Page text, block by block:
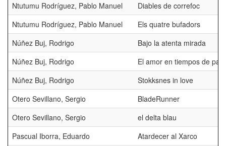
Ntutumu Rodríguez, Pablo Manuel
Diables de correfoc
Ntutumu Rodríguez, Pablo Manuel
Els quatre bufadors
Núñez Buj, Rodrigo
Bajo la atenta mirada
Núñez Buj, Rodrigo
El amor en tiempos de
Núñez Buj, Rodrigo
Stokksnes in love
Otero Sevillano, Sergio
BladeRunner
Otero Sevillano, Sergio
el delta blau
Pascual Iborra, Eduardo
Atardecer al Xarco